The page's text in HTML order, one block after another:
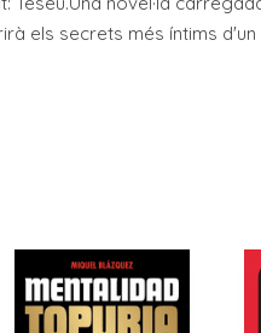
els secrets més íntims